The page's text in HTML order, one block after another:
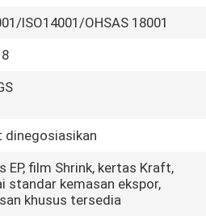
ISO14001/OHSAS 18001
dinegosiasikan
EP, film Shrink, kertas Kraft,
standar kemasan ekspor,
khusus tersedia